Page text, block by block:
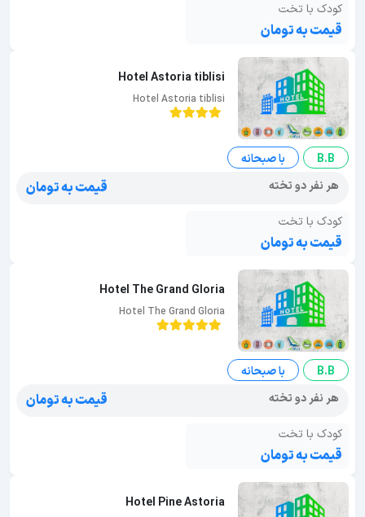
کودک با تخت
قیمت به تومان
Hotel Astoria tiblisi
Hotel Astoria tiblisi
B.B
با صبحانه
هر نفر دو تخته
قیمت به تومان
کودک با تخت
قیمت به تومان
Hotel The Grand Gloria
Hotel The Grand Gloria
B.B
با صبحانه
هر نفر دو تخته
قیمت به تومان
کودک با تخت
قیمت به تومان
Hotel Pine Astoria